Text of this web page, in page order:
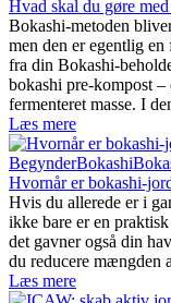
Hvad skal du gøre
Bokashi-metoden
men den er egentlig
fra din Bokashi-
bokashi pre-kompost –
fermenteret masse. I
Læs mere
BegynderBokashi
Hvornår er bokashi-
Hvis du allerede er i
ikke bare er en
det gavner også din
du reducere mængden
Læs mere